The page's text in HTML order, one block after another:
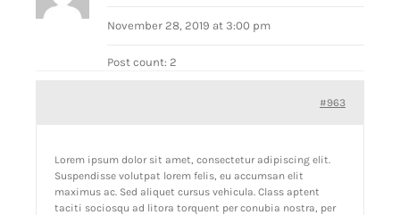
November 28, 2019 at 3:00 pm
Post count: 2
#963
Lorem ipsum dolor sit amet, consectetur adipiscing elit.
Suspendisse volutpat lorem felis, eu accumsan elit
maximus ac. Sed aliquet cursus vehicula. Class aptent
taciti sociosqu ad litora torquent per conubia nostra, per